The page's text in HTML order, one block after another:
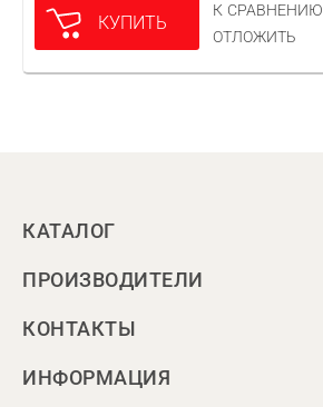
КУПИТЬ
К СРАВНЕНИЮ
ОТЛОЖИТЬ
КАТАЛОГ
ПРОИЗВОДИТЕЛИ
КОНТАКТЫ
ИНФОРМАЦИЯ